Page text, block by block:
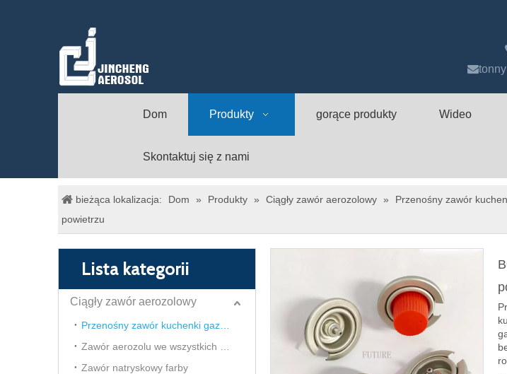

Dom Produkty gorące produkty Wideo
Skontaktuj się z nami
bieżąca lokalizacja: Dom » Produkty » Ciągły zawór aerozolowy » Przenośny zawór
powietrzu
Lista kategorii
Ciągły zawór aerozolowy
Zawór natryskowy farby